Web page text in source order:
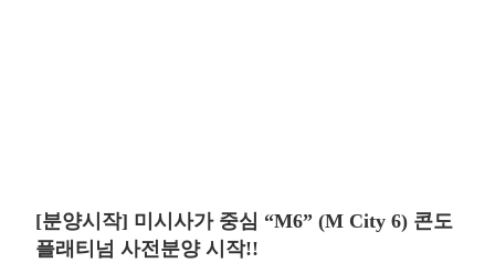
[분양시작] 미시사가 중심 “M6” (M City 6) 콘도
플래티넘 사전분양 시작!!